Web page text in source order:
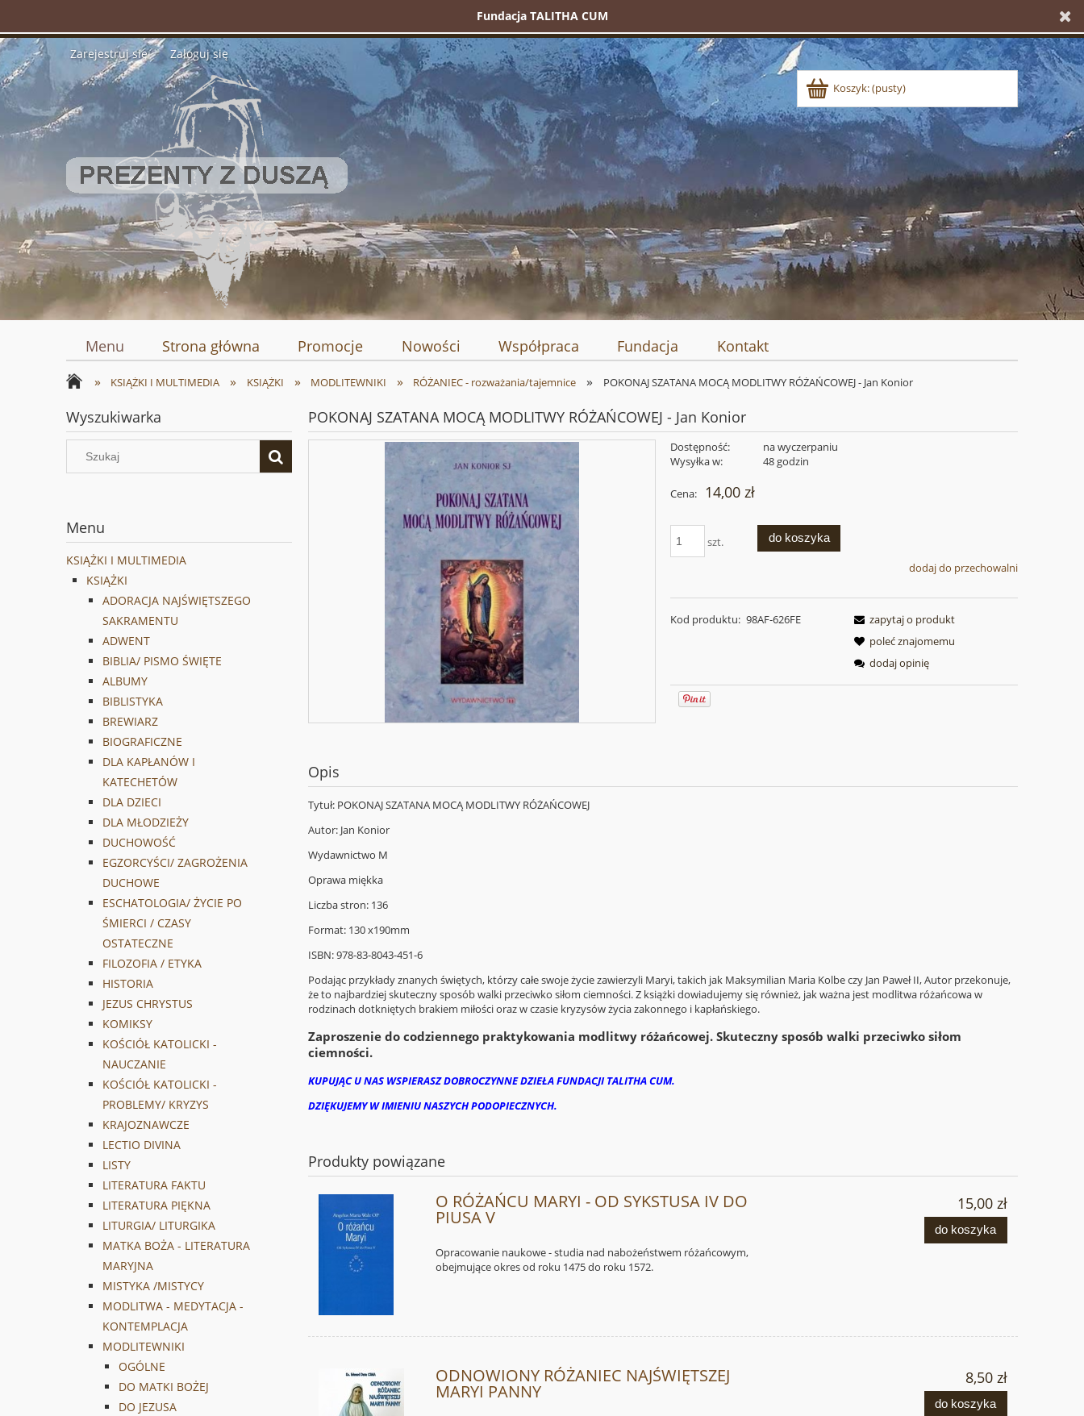
Fundacja TALITHA CUM
Zarejestruj się Zaloguj się
Koszyk:(pusty)
Menu Strona główna Promocje Nowości Współpraca Fundacja Kontakt
» KSIĄŻKI I MULTIMEDIA » KSIĄŻKI » MODLITEWNIKI » RÓŻANIEC - rozważania/tajemnice » POKONAJ SZATANA MOCĄ MODLITWY RÓŻAŃCOWEJ - Jan Konior
Wyszukiwarka
Menu
KSIĄŻKI I MULTIMEDIA
KSIĄŻKI
ADORACJA NAJŚWIĘTSZEGO
SAKRAMENTU
ADWENT
BIBLIA/ PISMO ŚWIĘTE
ALBUMY
BIBLISTYKA
BREWIARZ
BIOGRAFICZNE
DLA KAPŁANÓW I
KATECHETÓW
DLA DZIECI
DLA MŁODZIEŻY
DUCHOWOŚĆ
EGZORCYŚCI/ ZAGROŻENIA
DUCHOWE
ESCHATOLOGIA/ ŻYCIE PO
ŚMIERCI / CZASY
OSTATECZNE
FILOZOFIA / ETYKA
HISTORIA
JEZUS CHRYSTUS
KOMIKSY
KOŚCIÓŁ KATOLICKI -
NAUCZANIE
KOŚCIÓŁ KATOLICKI -
PROBLEMY/ KRYZYS
KRAJOZNAWCZE
LECTIO DIVINA
LISTY
LITERATURA FAKTU
LITERATURA PIĘKNA
LITURGIA/ LITURGIKA
MATKA BOŻA - LITERATURA
MARYJNA
MISTYKA /MISTYCY
MODLITWA - MEDYTACJA -
KONTEMPLACJA
MODLITEWNIKI
OGÓLNE
DO MATKI BOŻEJ
DO JEZUSA
POKONAJ SZATANA MOCĄ MODLITWY RÓŻAŃCOWEJ - Jan Konior
Dostępność:
na wyczerpaniu
Wysyłka w:
48 godzin
Cena: 14,00 zł
szt. do koszyka
dodaj do przechowalni
Kod produktu: 98AF-626FE
zapytaj o produkt
poleć znajomemu
dodaj opinię
Opis
Tytuł: POKONAJ SZATANA MOCĄ MODLITWY RÓŻAŃCOWEJ
Autor: Jan Konior
Wydawnictwo M
Oprawa miękka
Liczba stron: 136
Format: 130 x190mm
ISBN: 978-83-8043-451-6
Podając przykłady znanych świętych, którzy całe swoje życie zawierzyli Maryi, takich jak Maksymilian Maria Kolbe czy Jan Paweł II, Autor przekonuje,
że to najbardziej skuteczny sposób walki przeciwko siłom ciemności. Z książki dowiadujemy się również, jak ważna jest modlitwa różańcowa w
rodzinach dotkniętych brakiem miłości oraz w czasie kryzysów życia zakonnego i kapłańskiego.
Zaproszenie do codziennego praktykowania modlitwy różańcowej. Skuteczny sposób walki przeciwko siłom
ciemności.
KUPUJĄC U NAS WSPIERASZ DOBROCZYNNE DZIEŁA FUNDACJI TALITHA CUM.
DZIĘKUJEMY W IMIENIU NASZYCH PODOPIECZNYCH.
Produkty powiązane
O RÓŻAŃCU MARYI - OD SYKSTUSA IV DO
PIUSA V
Opracowanie naukowe - studia nad nabożeństwem różańcowym,
obejmujące okres od roku 1475 do roku 1572.
15,00 zł
do koszyka
ODNOWIONY RÓŻANIEC NAJŚWIĘTSZEJ
MARYI PANNY
8,50 zł
do koszyka